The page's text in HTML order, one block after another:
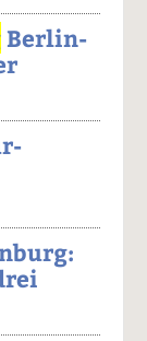
Berlin-